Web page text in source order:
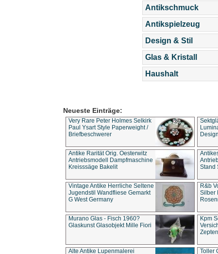
Antikschmuck
Antikspielzeug
Design & Stil
Glas & Kristall
Haushalt
Neueste Einträge:
Very Rare Peter Holmes Selkirk
Paul Ysart Style Paperweight /
Briefbeschwerer
Antike Rarität Orig. Oesterwitz
Antriebsmodell Dampfmaschine
Kreisssäge Bakelit
Stand
Vintage Antike Herrliche Seltene
Jugendstil Wandfliese Gemarkt
G West Germany
R&b
Silber
Murano Glas - Fisch 1960?
Glaskunst Glasobjekt Mille Fiori
Kpm
Alte Antike Lupenmalerei
Toller